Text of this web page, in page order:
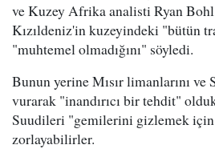
ve Kuzey Afrika analisti Ryan
Kızıldeniz'in kuzeyindeki "bütün
"muhtemel olmadığını" söyledi.
Bunun yerine Mısır limanlarını ve
vurarak "inandırıcı bir tehdit"
Suudileri "gemilerini gizlemek
zorlayabilirler.